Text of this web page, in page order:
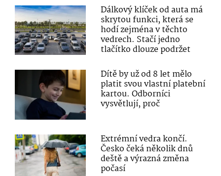
Dálkový klíček od auta má
skrytou funkci, která se
hodí zejména v těchto
vedrech. Stačí jedno
tlačítko dlouze podržet
Dítě by už od 8 let mělo
platit svou vlastní platební
kartou. Odborníci
vysvětlují, proč
Extrémní vedra končí.
Česko čeká několik dnů
deště a výrazná změna
počasí